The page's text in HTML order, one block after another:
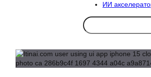
ИИ
Search